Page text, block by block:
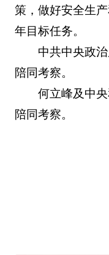
策，做好安全生
年目标任务。
中共中央政
陪同考察。
何立峰及中
陪同考察。